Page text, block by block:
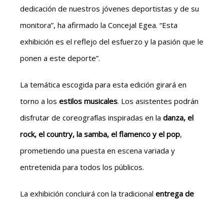
dedicación de nuestros jóvenes deportistas y de su
monitora”, ha afirmado la Concejal Egea. “Esta
exhibición es el reflejo del esfuerzo y la pasión que le
ponen a este deporte”.
La temática escogida para esta edición girará en
torno a los estilos musicales. Los asistentes podrán
disfrutar de coreografías inspiradas en la danza, el
rock, el country, la samba, el flamenco y el pop,
prometiendo una puesta en escena variada y
entretenida para todos los públicos.
La exhibición concluirá con la tradicional entrega de